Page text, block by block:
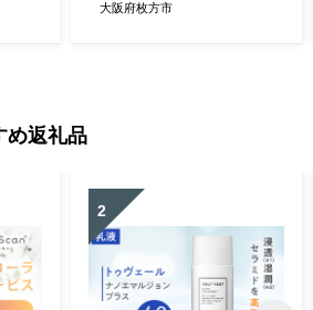
大阪府枚方市
め返礼品
2